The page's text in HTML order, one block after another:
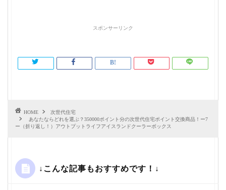
スポンサーリンク
HOME
次世代住宅
あなたならどれを選ぶ？350000ポイント分の次世代住宅ポイント交換商品！ー7
ー（折り返し！）アウトプットライフアイスランドクーラーボックス
↓こんな記事もおすすめです！↓